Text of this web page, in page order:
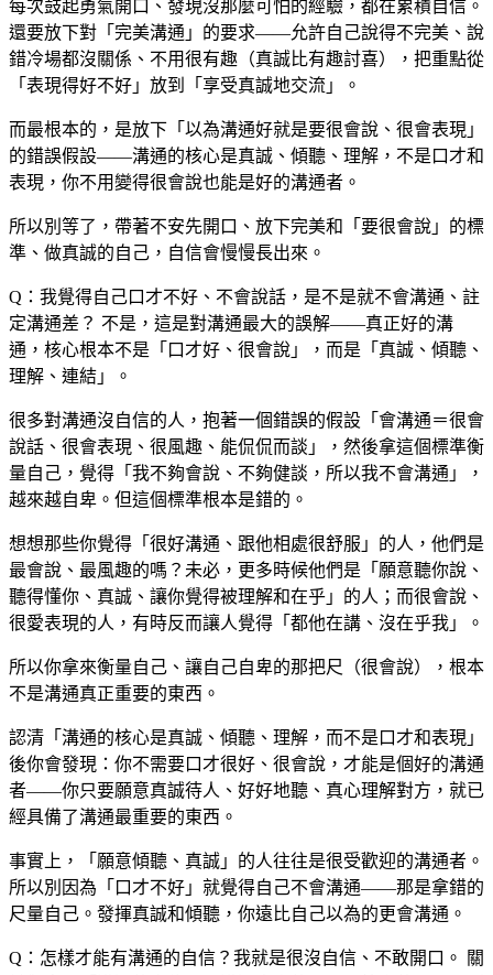
每次鼓起勇氣開口、發現沒那麼可怕的經驗，都在累積自信。
還要放下對「完美溝通」的要求——允許自己說得不完美、說
錯冷場都沒關係、不用很有趣（真誠比有趣討喜），把重點從
「表現得好不好」放到「享受真誠地交流」。
而最根本的，是放下「以為溝通好就是要很會說、很會表現」
的錯誤假設——溝通的核心是真誠、傾聽、理解，不是口才和
表現，你不用變得很會說也能是好的溝通者。
所以別等了，帶著不安先開口、放下完美和「要很會說」的標
準、做真誠的自己，自信會慢慢長出來。
Q：我覺得自己口才不好、不會說話，是不是就不會溝通、註
定溝通差？ 不是，這是對溝通最大的誤解——真正好的溝
通，核心根本不是「口才好、很會說」，而是「真誠、傾聽、
理解、連結」。
很多對溝通沒自信的人，抱著一個錯誤的假設「會溝通＝很會
說話、很會表現、很風趣、能侃侃而談」，然後拿這個標準衡
量自己，覺得「我不夠會說、不夠健談，所以我不會溝通」，
越來越自卑。但這個標準根本是錯的。
想想那些你覺得「很好溝通、跟他相處很舒服」的人，他們是
最會說、最風趣的嗎？未必，更多時候他們是「願意聽你說、
聽得懂你、真誠、讓你覺得被理解和在乎」的人；而很會說、
很愛表現的人，有時反而讓人覺得「都他在講、沒在乎我」。
所以你拿來衡量自己、讓自己自卑的那把尺（很會說），根本
不是溝通真正重要的東西。
認清「溝通的核心是真誠、傾聽、理解，而不是口才和表現」
後你會發現：你不需要口才很好、很會說，才能是個好的溝通
者——你只要願意真誠待人、好好地聽、真心理解對方，就已
經具備了溝通最重要的東西。
事實上，「願意傾聽、真誠」的人往往是很受歡迎的溝通者。
所以別因為「口才不好」就覺得自己不會溝通——那是拿錯的
尺量自己。發揮真誠和傾聽，你遠比自己以為的更會溝通。
Q：怎樣才能有溝通的自信？我就是很沒自信、不敢開口。
關